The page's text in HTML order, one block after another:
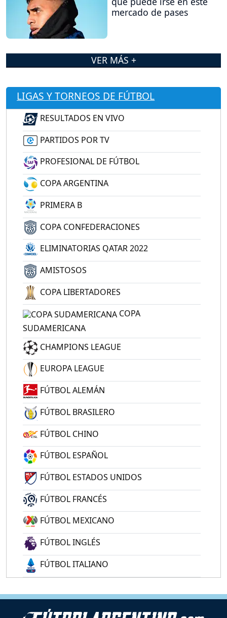
mercado de pases
VER MÁS +
LIGAS Y TORNEOS DE FÚTBOL
RESULTADOS EN VIVO
PARTIDOS POR TV
PROFESIONAL DE FÚTBOL
COPA ARGENTINA
PRIMERA B
COPA CONFEDERACIONES
ELIMINATORIAS QATAR 2022
AMISTOSOS
COPA LIBERTADORES
COPA
SUDAMERICANA
CHAMPIONS LEAGUE
EUROPA LEAGUE
FÚTBOL ALEMÁN
FÚTBOL BRASILERO
FÚTBOL CHINO
FÚTBOL ESPAÑOL
FÚTBOL ESTADOS UNIDOS
FÚTBOL FRANCÉS
FÚTBOL MEXICANO
FÚTBOL INGLÉS
FÚTBOL ITALIANO